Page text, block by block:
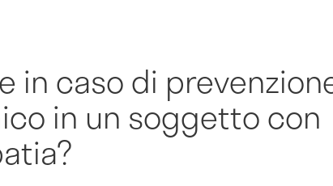
in caso di
in un soggetto con